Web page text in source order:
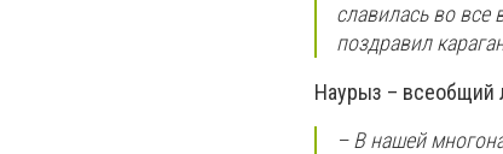
славилась во все
поздравил
Наурыз – всеобщий
– В нашей